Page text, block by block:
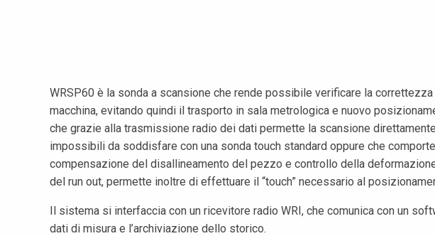
WRSP60 è la sonda a scansione che rende possibile verificare la
macchina, evitando quindi il trasporto in sala metrologica e nuovo
che grazie alla trasmissione radio dei dati permette la scansione
impossibili da soddisfare con una sonda touch standard oppure che
compensazione del disallineamento del pezzo e controllo della
del run out, permette inoltre di effettuare il “touch” necessario al
Il sistema si interfaccia con un ricevitore radio WRI, che comunica con un
dati di misura e l’archiviazione dello storico.
한
Se non sei ancora